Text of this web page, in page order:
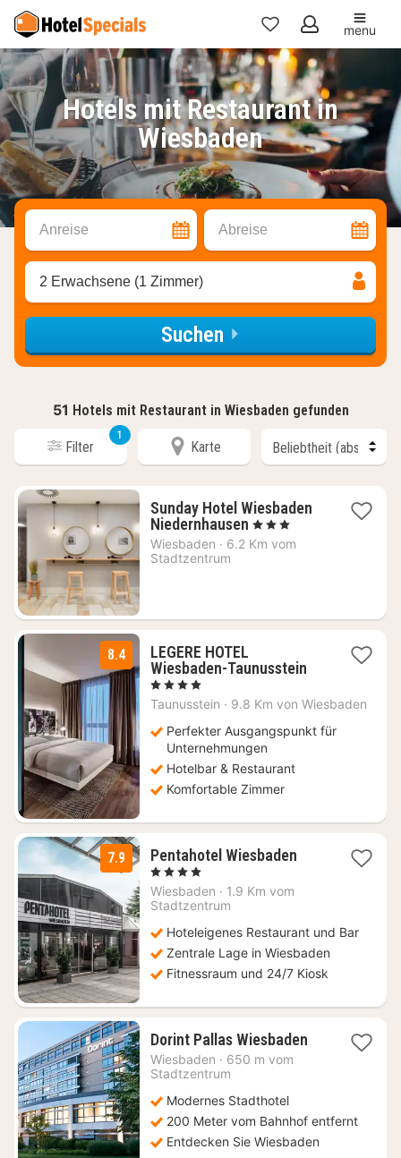
Meine
Favoriten
menu
Hotels mit Restaurant in
Wiesbaden
Anreise Abreise
2 Erwachsene (1 Zimmer)
Suchen
51 Hotels mit Restaurant in Wiesbaden gefunden
Filter
1
Karte
Sunday Hotel Wiesbaden
Niedernhausen 2
Nächte
, 3 Sterne
Wiesbaden · 6.2 Km vom
Stadtzentrum
8.4
LEGERE HOTEL
Wiesbaden-Taunusstein2
ab
€
, 4 Sterne
Taunusstein · 9.8 Km von Wiesbaden
Perfekter Ausgangspunkt für
Unternehmungen
Hotelbar & Restaurant
Komfortable Zimmer
7.9 Pentahotel Wiesbaden1
, 4 Sterne
Wiesbaden · 1.9 Km vom
Stadtzentrum
Hoteleigenes Restaurant und Bar
Zentrale Lage in Wiesbaden
Fitnessraum und 24/7 Kiosk
Dorint Pallas Wiesbaden1
Wiesbaden · 650 m vom
Stadtzentrum
Modernes Stadthotel
200 Meter vom Bahnhof entfernt
Entdecken Sie Wiesbaden